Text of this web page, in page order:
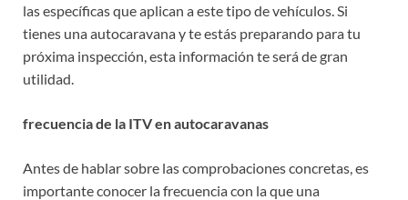
las específicas que aplican a este tipo de vehículos. Si
tienes una autocaravana y te estás preparando para tu
próxima inspección, esta información te será de gran
utilidad.
frecuencia de la ITV en autocaravanas
Antes de hablar sobre las comprobaciones concretas, es
importante conocer la frecuencia con la que una